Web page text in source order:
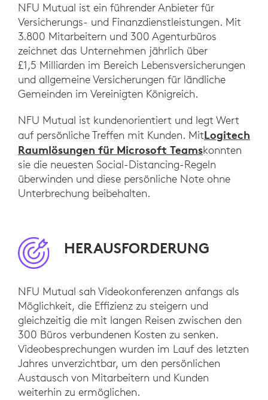
NFU Mutual ist ein führender Anbieter für
Versicherungs- und Finanzdienstleistungen. Mit
3.800 Mitarbeitern und 300 Agenturbüros
zeichnet das Unternehmen jährlich über
£1,5 Milliarden im Bereich Lebensversicherungen
und allgemeine Versicherungen für ländliche
Gemeinden im Vereinigten Königreich.
NFU Mutual ist kundenorientiert und legt Wert
auf persönliche Treffen mit Kunden. MitLogitech
Raumlösungen für Microsoft Teamskonnten
sie die neuesten Social-Distancing-Regeln
überwinden und diese persönliche Note ohne
Unterbrechung beibehalten.
HERAUSFORDERUNG
NFU Mutual sah Videokonferenzen anfangs als
Möglichkeit, die Effizienz zu steigern und
gleichzeitig die mit langen Reisen zwischen den
300 Büros verbundenen Kosten zu senken.
Videobesprechungen wurden im Lauf des letzten
Jahres unverzichtbar, um den persönlichen
Austausch von Mitarbeitern und Kunden
weiterhin zu ermöglichen.